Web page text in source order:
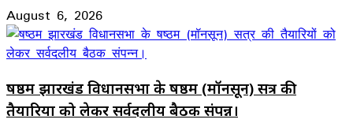
August 6, 2026
षष्ठम झारखंड विधानसभा के षष्ठम (मॉनसून) सत्र की
तैयारियों को लेकर सर्वदलीय बैठक संपन्न।